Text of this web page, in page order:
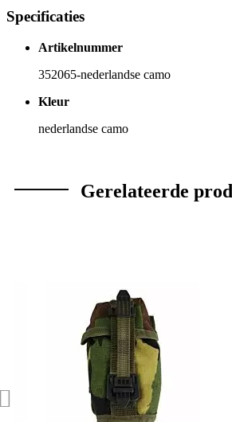
Specificaties
Artikelnummer
352065-nederlandse camo
Kleur
nederlandse camo
Gerelateerde